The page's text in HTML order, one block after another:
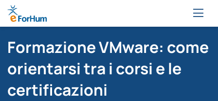
Formazione VMware: come
orientarsi tra i corsi e le
certificazioni